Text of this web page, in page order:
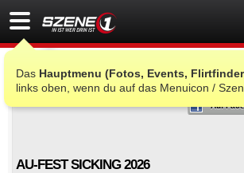
Das Hauptmenu (Fotos, Events,
links oben, wenn du auf das Menuicon /ICH
Auf
AU-FEST SICKING 2026